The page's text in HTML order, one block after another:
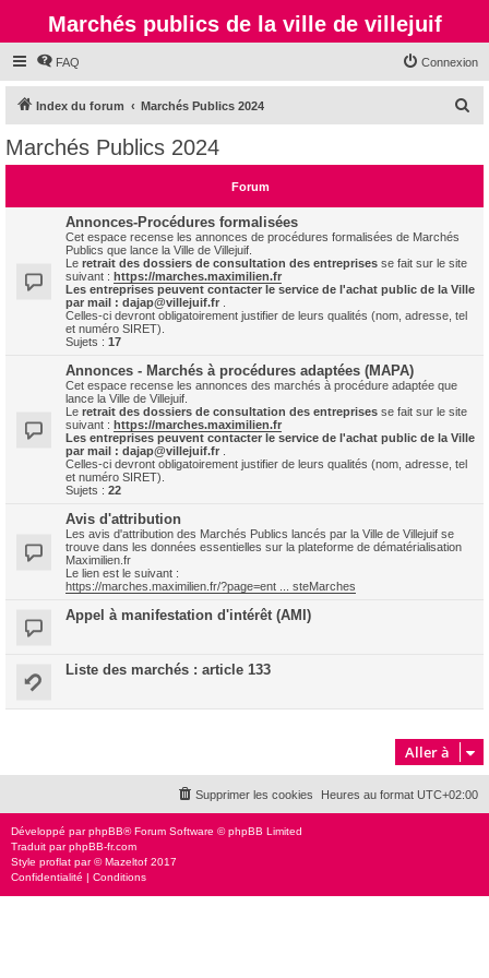
Marchés publics de la ville de villejuif
FAQ Connexion
Index du forum Marchés Publics 2024
e
h
Marchés Publics 2024
Forum
Annonces-Procédures formalisées
Cet espace recense les annonces de procédures formalisées de Marchés
Publics que lance la Ville de Villejuif.
Le retrait des dossiers de consultation des entreprises se fait sur le site
suivant : https://marches.maximilien.fr
Les entreprises peuvent contacter le service de l'achat public de la Ville
par mail : dajap@villejuif.fr
Celles-ci devront obligatoirement justifier de leurs qualités (nom, adresse, tel
et numéro SIRET).
Sujets : 17
Annonces - Marchés à procédures adaptées (MAPA)
Cet espace recense les annonces des marchés à procédure adaptée que
lance la Ville de Villejuif.
Le retrait des dossiers de consultation des entreprises se fait sur le site
suivant : https://marches.maximilien.fr
Les entreprises peuvent contacter le service de l'achat public de la Ville
par mail : dajap@villejuif.fr
Celles-ci devront obligatoirement justifier de leurs qualités (nom, adresse, tel
et numéro SIRET).
Sujets : 22
Avis d'attribution
Les avis d'attribution des Marchés Publics lancés par la Ville de Villejuif se
trouve dans les données essentielles sur la plateforme de dématérialisation
Maximilien.fr
Le lien est le suivant :
https://marches.maximilien.fr/?page=ent ... steMarches
Appel à manifestation d'intérêt (AMI)
Liste des marchés : article 133
Aller à
Heures au format UTC+02:00
Supprimer les cookies
Développé parphpBB® Forum Software © phpBB Limited
Traduit parphpBB-fr.com
Style proflat par ©Mazeltof 2017
Confidentialité | Conditions